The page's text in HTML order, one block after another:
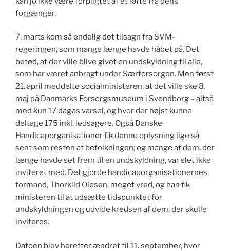
forgænger.
7. marts kom så endelig det tilsagn fra SVM-
regeringen, som mange længe havde håbet på. Det
betød, at der ville blive givet en undskyldning til alle,
som har været anbragt under Særforsorgen. Men først
21. april meddelte socialministeren, at det ville ske 8.
maj på Danmarks Forsorgsmuseum i Svendborg – altså
med kun 17 dages varsel, og hvor der højst kunne
deltage 175 inkl. ledsagere. Også Danske
Handicaporganisationer fik denne oplysning lige så
sent som resten af befolkningen; og mange af dem, der
længe havde set frem til en undskyldning, var slet ikke
inviteret med. Det gjorde handicaporganisationernes
formand, Thorkild Olesen, meget vred, og han fik
ministeren til at udsætte tidspunktet for
undskyldningen og udvide kredsen af dem, der skulle
inviteres.
Datoen blev herefter ændret til 11. september, hvor